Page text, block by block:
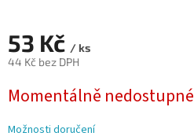
53 Kč / ks
44 Kč bez DPH
cena:
Momentálně nedostupné
Možnosti doručení